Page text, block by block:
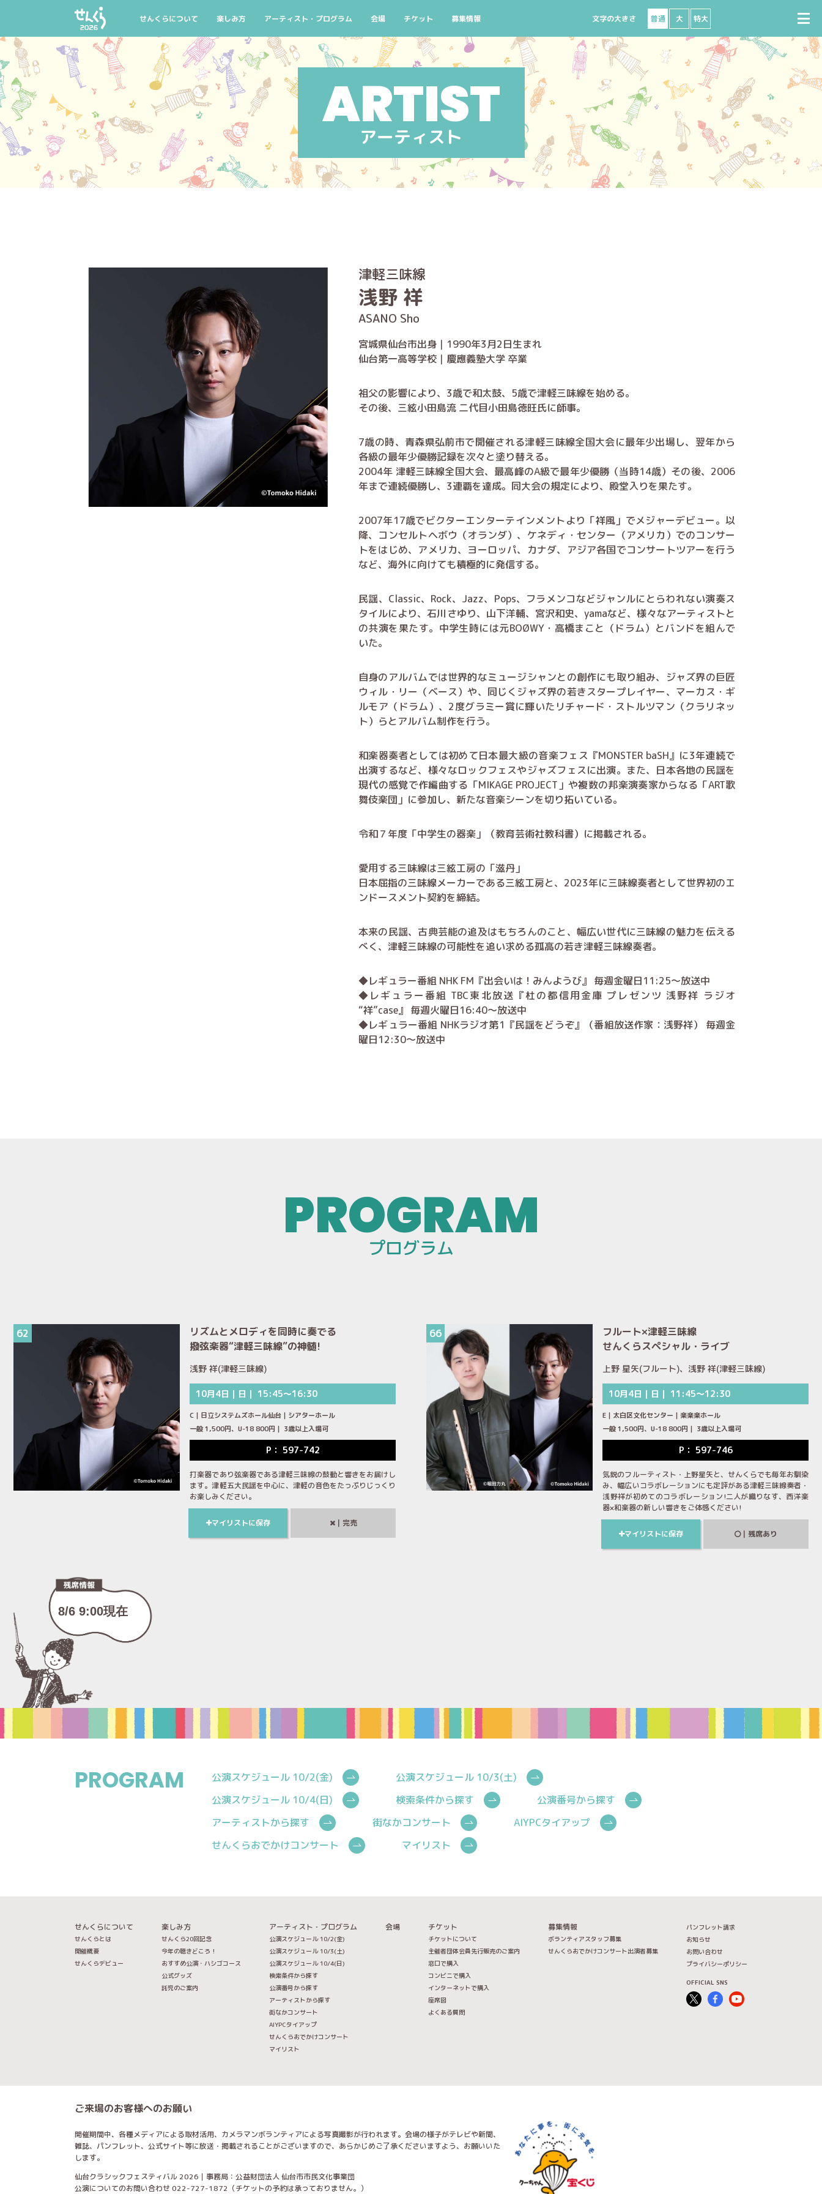
せんくらについて
開催概要
せんくらデビュー
楽しみ方
今年の聴きどころ！
おすすめ公演・ハシゴコース
公式グッズ
託児のご案内
アーティスト・プログラム
公演スケジュール 10/3(土)
公演スケジュール 10/4(日)
公演番号から探す
アーティストから探す
AIYPCタイアップ
せんくらおでかけコンサート
マイリスト
会場
チケット
主催者団体会員先行販売のご案内
コンビニで購入
インターネットで購入
よくある質問
募集情報
せんくらおでかけコンサート出演者募集
普通 大 特大
アーティスト
浅野 祥
ASANO Sho
津軽三味線
宮城県仙台市出身｜1990年3月2日生まれ
仙台第一高等学校｜慶應義塾大学 卒業
祖父の影響により、3歳で和太鼓、5歳で津軽三味線を始める。
その後、三絃小田島流 二代目小田島徳旺氏に師事。
7歳の時、青森県弘前市で開催される津軽三味線全国大会に最年少出場し、翌年から
各級の最年少優勝記録を次々と塗り替える。
2004年 津軽三味線全国大会、最高峰のA級で最年少優勝（当時14歳）その後、2006
年まで連続優勝し、3連覇を達成。同大会の規定により、殿堂入りを果たす。
2007年17歳でビクターエンターテインメントより「祥風」でメジャーデビュー。以
降、コンセルトヘボウ（オランダ）、ケネディ・センター（アメリカ）でのコンサー
トをはじめ、アメリカ、ヨーロッパ、カナダ、アジア各国でコンサートツアーを行う
など、海外に向けても積極的に発信する。
民謡、Classic、Rock、Jazz、Pops、フラメンコなどジャンルにとらわれない演奏ス
タイルにより、石川さゆり、山下洋輔、宮沢和史、yamaなど、様々なアーティストと
の共演を果たす。中学生時には元BOØWY・高橋まこと（ドラム）とバンドを組んで
いた。
自身のアルバムでは世界的なミュージシャンとの創作にも取り組み、ジャズ界の巨匠
ウィル・リー（ベース）や、同じくジャズ界の若きスタープレイヤー、マーカス・ギ
ルモア（ドラム）、2度グラミー賞に輝いたリチャード・ストルツマン（クラリネッ
ト）らとアルバム制作を行う。
和楽器奏者としては初めて日本最大級の音楽フェス『MONSTER baSH』に3年連続で
出演するなど、様々なロックフェスやジャズフェスに出演。また、日本各地の民謡を
現代の感覚で作編曲する「MIKAGE PROJECT」や複数の邦楽演奏家からなる「ART歌
舞伎楽団」に参加し、新たな音楽シーンを切り拓いている。
令和７年度「中学生の器楽」（教育芸術社教科書）に掲載される。
愛用する三味線は三絃工房の「滋丹」
日本屈指の三味線メーカーである三絃工房と、2023年に三味線奏者として世界初のエ
ンドースメント契約を締結。
本来の民謡、古典芸能の追及はもちろんのこと、幅広い世代に三味線の魅力を伝える
べく、津軽三味線の可能性を追い求める孤高の若き津軽三味線奏者。
◆レギュラー番組 NHK FM『出会いは！みんようび』 毎週金曜日11:25～放送中
◆レギュラー番組 TBC東北放送『杜の都信用金庫 プレゼンツ 浅野祥 ラジオ
“祥”case』 毎週火曜日16:40～放送中
◆レギュラー番組 NHKラジオ第1『民謡をどうぞ』（番組放送作家：浅野祥） 毎週金
曜日12:30～放送中
プログラム
62
リズムとメロディを同時に奏でる
撥弦楽器“津軽三味線”の神髄!
浅野 祥(津軽三味線)
10月4日｜日｜ 15:45～16:30
C｜日立システムズホール仙台｜シアターホール
一般 1,500円、U-18 800円｜ 3歳以上入場可
P： 597-742
打楽器であり弦楽器である津軽三味線の鼓動と響きをお届けし
ます。津軽五大民謡を中心に、津軽の音色をたっぷりじっくり
お楽しみください。
マイリストに保存 ｜完売
66
フルート×津軽三味線
せんくらスペシャル・ライブ
上野 星矢(フルート)、浅野 祥(津軽三味線)
10月4日｜日｜ 11:45～12:30
E｜太白区文化センター｜楽楽楽ホール
一般 1,500円、U-18 800円｜ 3歳以上入場可
P： 597-746
気鋭のフルーティスト・上野星矢と、せんくらでも毎年お馴染
み、幅広いコラボレーションにも定評がある津軽三味線奏者・
浅野祥が初めてのコラボレーション!二人が織りなす、西洋楽
器×和楽器の新しい響きをご体感ください!
マイリストに保存 ｜残席あり
8/6 9:00現在
PROGRAM 公演スケジュール 10/2(金)
公演スケジュール 10/3(土)
公演スケジュール 10/4(日)
検索条件から探す
公演番号から探す
アーティストから探す
街なかコンサート
AIYPCタイアップ
せんくらおでかけコンサート
マイリスト
公式グッズ
託児のご案内
マイリスト
せんくらについて
せんくらとは
開催概要
せんくらデビュー
楽しみ方
せんくら20回記念
今年の聴きどころ！
おすすめ公演・ハシゴコース
公式グッズ
託児のご案内
アーティスト・プログラム
公演スケジュール 10/2(金)
公演スケジュール 10/3(土)
公演スケジュール 10/4(日)
検索条件から探す
公演番号から探す
アーティストから探す
街なかコンサート
AIYPCタイアップ
せんくらおでかけコンサート
マイリスト
会場 チケット
チケットについて
主催者団体会員先行販売のご案内
窓口で購入
コンビニで購入
インターネットで購入
座席図
よくある質問
募集情報
ボランティアスタッフ募集
せんくらおでかけコンサート出演者募集
パンフレット請求
お知らせ
お問い合わせ
プライバシーポリシー
OFFICIAL SNS
ご来場のお客様へのお願い
開催期間中、各種メディアによる取材活用、カメラマンボランティアによる写真撮影が行われます。会場の様子がテレビや新聞、
雑誌、パンフレット、公式サイト等に放送・掲載されることがございますので、あらかじめご了承くださいますよう、お願いいた
します。
仙台クラシックフェスティバル 2026｜事務局：公益財団法人 仙台市市民文化事業団
公演についてのお問い合わせ 022-727-1872（チケットの予約は承っておりません。）